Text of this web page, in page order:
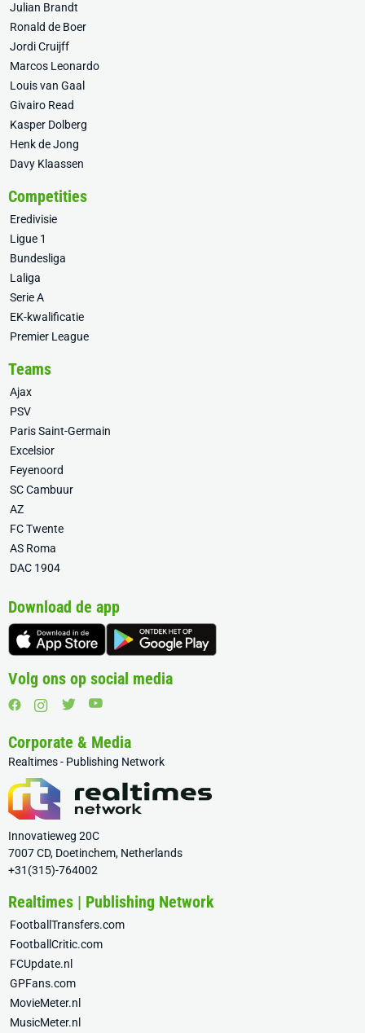
Julian Brandt
Ronald de Boer
Jordi Cruijff
Marcos Leonardo
Louis van Gaal
Givairo Read
Kasper Dolberg
Henk de Jong
Davy Klaassen
Competities
Eredivisie
Ligue 1
Bundesliga
Laliga
Serie A
EK-kwalificatie
Premier League
Teams
Ajax
PSV
Paris Saint-Germain
Excelsior
Feyenoord
SC Cambuur
AZ
FC Twente
AS Roma
DAC 1904
Download de app
Volg ons op social media
Corporate & Media
Realtimes - Publishing Network
Innovatieweg 20C
7007 CD, Doetinchem, Netherlands
+31(315)-764002
Realtimes | Publishing Network
FootballTransfers.com
FootballCritic.com
FCUpdate.nl
GPFans.com
MovieMeter.nl
MusicMeter.nl